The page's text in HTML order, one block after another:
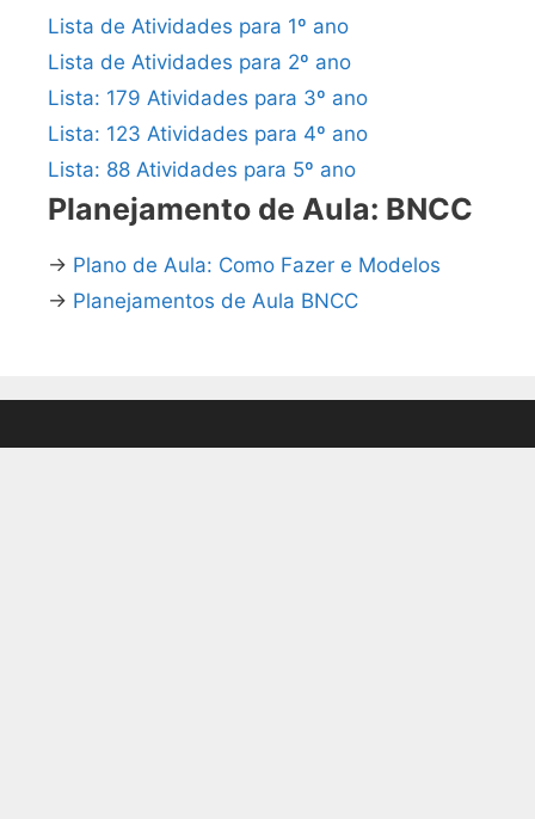
Lista de Atividades para 1º ano
Lista de Atividades para 2º ano
Lista: 179 Atividades para 3º ano
Lista: 123 Atividades para 4º ano
Lista: 88 Atividades para 5º ano
Planejamento de Aula: BNCC
→ Plano de Aula: Como Fazer e Modelos
→ Planejamentos de Aula BNCC